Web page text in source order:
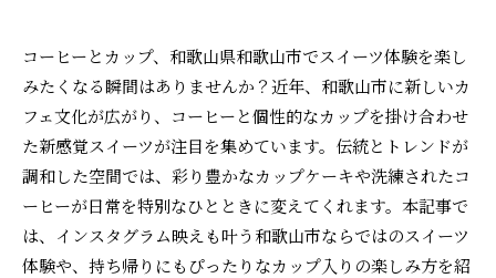
コーヒーとカップ、和歌山県和歌山市でスイーツ体験を楽し
みたくなる瞬間はありませんか？近年、和歌山市に新しいカ
フェ文化が広がり、コーヒーと個性的なカップを掛け合わせ
た新感覚スイーツが注目を集めています。伝統とトレンドが
調和した空間では、彩り豊かなカップケーキや洗練されたコ
ーヒーが日常を特別なひとときに変えてくれます。本記事で
は、インスタグラム映えも叶う和歌山市ならではのスイーツ
体験や、持ち帰りにもぴったりなカップ入りの楽しみ方を紹